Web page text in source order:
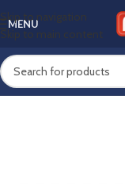
Skip to navigation
Skip to main content
MENU